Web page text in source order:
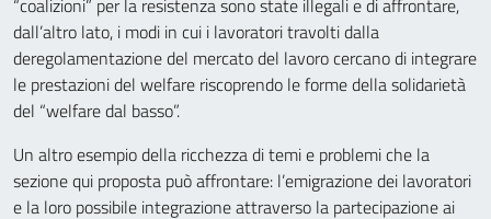
“coalizioni” per la resistenza sono state illegali e di affrontare,
dall’altro lato, i modi in cui i lavoratori travolti dalla
deregolamentazione del mercato del lavoro cercano di integrare
le prestazioni del welfare riscoprendo le forme della solidarietà
del “welfare dal basso”.
Un altro esempio della ricchezza di temi e problemi che la
sezione qui proposta può affrontare: l’emigrazione dei lavoratori
e la loro possibile integrazione attraverso la partecipazione ai